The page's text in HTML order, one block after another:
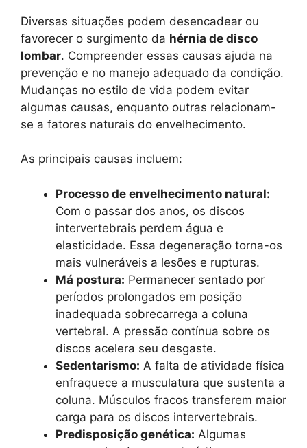
Diversas situações podem desencadear ou
favorecer o surgimento da hérnia de disco
lombar. Compreender essas causas ajuda na
prevenção e no manejo adequado da condição.
Mudanças no estilo de vida podem evitar
algumas causas, enquanto outras relacionam-
se a fatores naturais do envelhecimento.
As principais causas incluem:
Processo de envelhecimento natural:
Com o passar dos anos, os discos
intervertebrais perdem água e
elasticidade. Essa degeneração torna-os
mais vulneráveis a lesões e rupturas.
Má postura: Permanecer sentado por
períodos prolongados em posição
inadequada sobrecarrega a coluna
vertebral. A pressão contínua sobre os
discos acelera seu desgaste.
Sedentarismo: A falta de atividade física
enfraquece a musculatura que sustenta a
coluna. Músculos fracos transferem maior
carga para os discos intervertebrais.
Predisposição genética: Algumas